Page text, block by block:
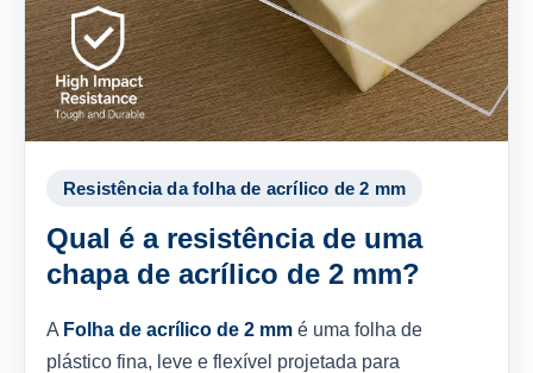
Resistência da folha de acrílico de 2 mm
Qual é a resistência de uma
chapa de acrílico de 2 mm?
A Folha de acrílico de 2 mm é uma folha de
plástico fina, leve e flexível projetada para